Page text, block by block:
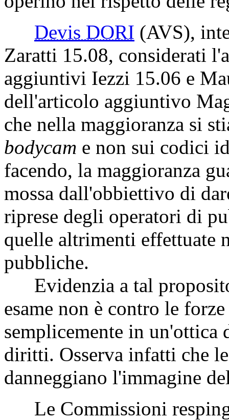
Devis DORI (AVS),
Zaratti 15.08, considerati
aggiuntivi Iezzi 15.06 e
dell'articolo aggiuntivo
che nella maggioranza si
bodycam e non sui codici
facendo, la maggioranza
mossa dall'obbiettivo di
riprese degli operatori di
quelle altrimenti effettuate
pubbliche.
Evidenzia a tal
esame non è contro le
semplicemente in un'ottica
diritti. Osserva infatti che
danneggiano l'immagine
Le Commissioni